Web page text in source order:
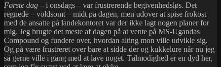
Første dag – i onsdags – var frustrerende begivenhedsløs. Det
regnede – voldsomt – midt på dagen, men udover at spise frokost
med de ansatte på landekontoret var der ikke lagt nogen planer for
mig. Jeg brugte det meste af dagen på at vente på MS-Ugandas
Compound og fundere over, hvordan alting mon ville udvikle sig.
Og på være frustreret over bare at sidde der og kukkelure når nu jeg
så gerne ville i gang med at lave noget. Tålmodighed er en dyd her,